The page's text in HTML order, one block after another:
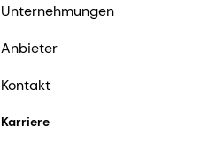
Unternehmungen
Anbieter
Kontakt
Karriere